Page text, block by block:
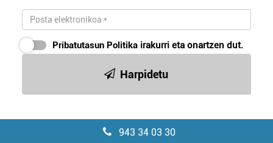
Pribatutasun Politika irakurri eta onartzen dut.
Harpidetu
943 34 03 30